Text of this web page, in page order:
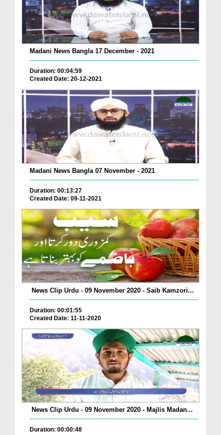
Madani News Bangla 17 December - 2021
Duration: 00:04:59
Created Date: 20-12-2021
Madani News Bangla 07 November - 2021
Duration: 00:13:27
Created Date: 09-11-2021
News Clip Urdu - 09 November 2020 - Saib Kamzori...
Duration: 00:01:55
Created Date: 11-11-2020
News Clip Urdu - 09 November 2020 - Majlis Madan...
Duration: 00:00:48